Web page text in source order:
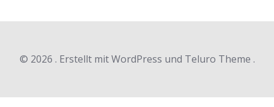
© 2026 . Erstellt mit WordPress und Teluro Theme .